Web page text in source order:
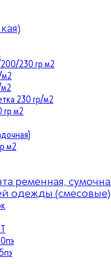
230 гр м2
м2
230 гр/м2
гр м2
м2
ременная,
одежды (смесовые)